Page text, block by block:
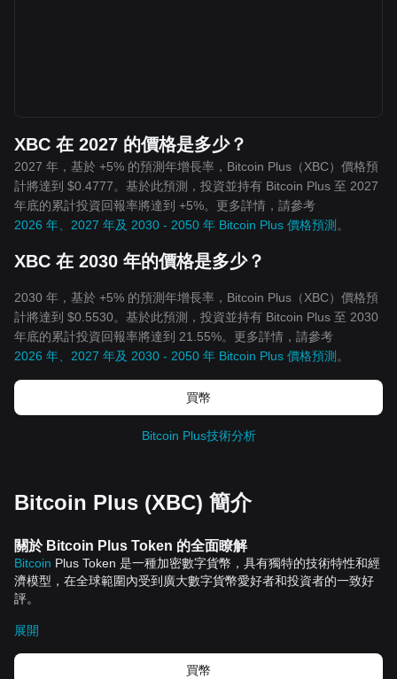
XBC 在 2027 的價格是多少？
2027 年，基於 +5% 的預測年增長率，Bitcoin Plus（XBC）價格預
計將達到 $0.4777。基於此預測，投資並持有 Bitcoin Plus 至 2027
年底的累計投資回報率將達到 +5%。更多詳情，請參考
2026 年、2027 年及 2030 - 2050 年 Bitcoin Plus 價格預測 。
XBC 在 2030 年的價格是多少？
2030 年，基於 +5% 的預測年增長率，Bitcoin Plus（XBC）價格預
計將達到 $0.5530。基於此預測，投資並持有 Bitcoin Plus 至 2030
年底的累計投資回報率將達到 21.55%。更多詳情，請參考
2026 年、2027 年及 2030 - 2050 年 Bitcoin Plus 價格預測 。
買幣
Bitcoin Plus技術分析
Bitcoin Plus (XBC) 簡介
關於 Bitcoin Plus Token 的全面瞭解
Bitcoin Plus Token 是一種加密數字貨幣，具有獨特的技術特性和經
濟模型，在全球範圍內受到廣大數字貨幣愛好者和投資者的一致好
評。
Bitcoin Plus Token 的創立，源自於對傳統金融體系和貨幣經濟體制
的反思與創新嘗試。與市場上大多數加密數字貨幣一樣，Bitcoin
Plus Token 強調的是去中心化、去信任、參與全球範圍內的金融網
展開
買幣